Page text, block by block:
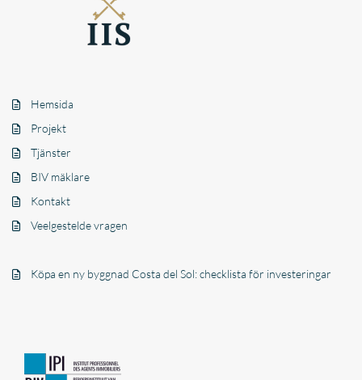
Hemsida
Projekt
Tjänster
BIV mäklare
Kontakt
Veelgestelde vragen
Köpa en ny byggnad Costa del Sol: checklista för investeringar